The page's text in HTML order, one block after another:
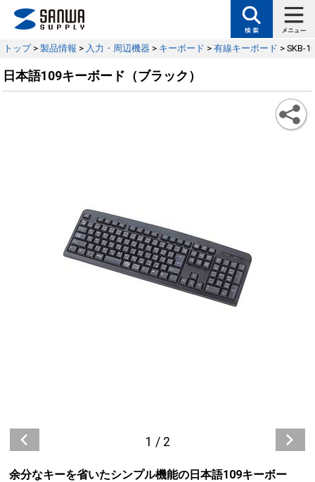
トップ> 製品情報 > 入力・周辺機器 > キーボード > 有線キーボード > SKB-
日本語109キーボード（ブラック）
1 / 2
余分なキーを省いたシンプル機能の日本語109キーボー